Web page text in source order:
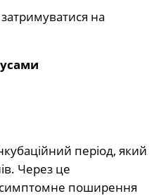
на
період, який
Через це
поширення